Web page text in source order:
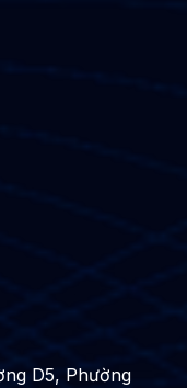
D5, Phường